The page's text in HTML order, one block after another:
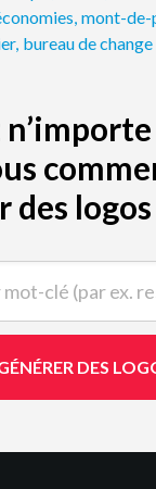
mont-de-
, bureau de change
des
DES